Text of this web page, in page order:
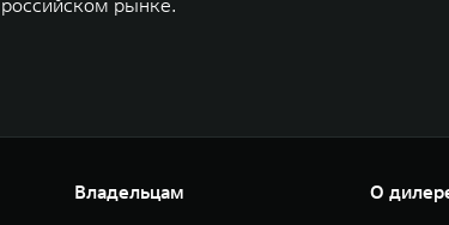
российском рынке.
Владельцам О